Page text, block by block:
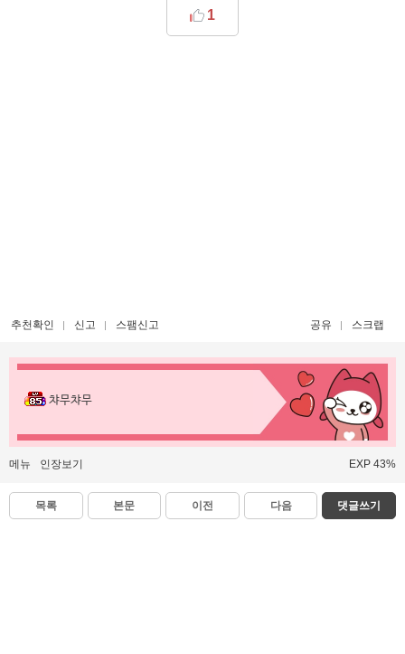
1
추천확인 신고 스팸신고 공유 스크랩
챠무챠무
메뉴 인장보기 EXP 43%
목록 본문 이전 다음 댓글쓰기